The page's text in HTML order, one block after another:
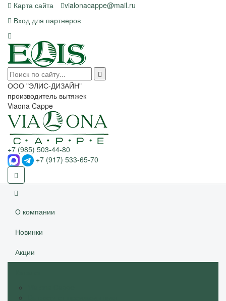
Карта сайта
vialonacappe@mail.ru
Вход для партнеров
ООО "ЭЛИС-ДИЗАЙН"
производитель вытяжек
Viaona Cappe
+7 (985) 503-44-80
+7 (917) 533-65-70
О компании
Новинки
Акции